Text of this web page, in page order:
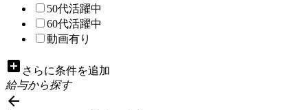
50代活躍中
60代活躍中
動画有り
add_box さらに条件を追加
給与から探す
